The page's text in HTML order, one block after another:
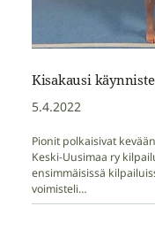
Kisakausi
5.4.2022
Pionit polkaisivat
Keski-Uusimaa ry
ensimmäisissä
voimisteli…